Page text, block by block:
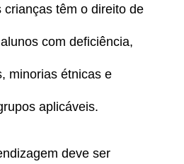
crianças têm o direito de
com deficiência,
minorias étnicas e
aplicáveis.
deve ser